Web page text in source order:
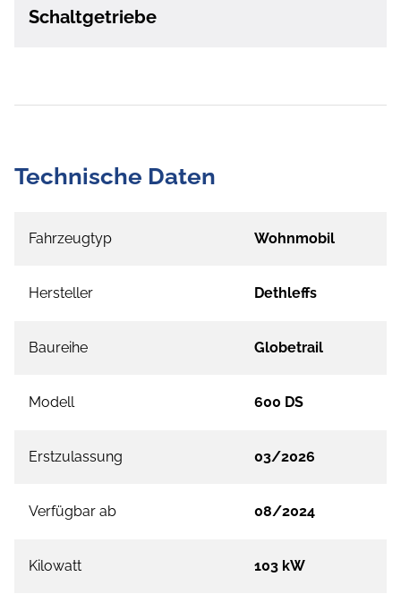
Schaltgetriebe
Technische Daten
Fahrzeugtyp Wohnmobil
Hersteller Dethleffs
Baureihe Globetrail
Modell 600 DS
Erstzulassung 03/2026
Verfügbar ab 08/2024
Kilowatt 103 kW